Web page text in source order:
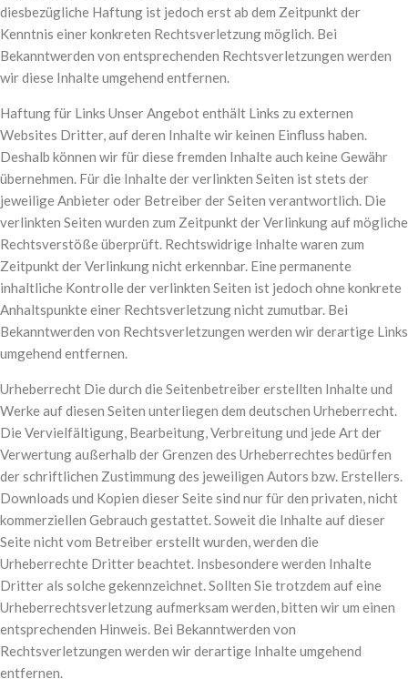
diesbezügliche Haftung ist jedoch erst ab dem Zeitpunkt der
Kenntnis einer konkreten Rechtsverletzung möglich. Bei
Bekanntwerden von entsprechenden Rechtsverletzungen werden
wir diese Inhalte umgehend entfernen.
Haftung für Links Unser Angebot enthält Links zu externen
Websites Dritter, auf deren Inhalte wir keinen Einfluss haben.
Deshalb können wir für diese fremden Inhalte auch keine Gewähr
übernehmen. Für die Inhalte der verlinkten Seiten ist stets der
jeweilige Anbieter oder Betreiber der Seiten verantwortlich. Die
verlinkten Seiten wurden zum Zeitpunkt der Verlinkung auf mögliche
Rechtsverstöße überprüft. Rechtswidrige Inhalte waren zum
Zeitpunkt der Verlinkung nicht erkennbar. Eine permanente
inhaltliche Kontrolle der verlinkten Seiten ist jedoch ohne konkrete
Anhaltspunkte einer Rechtsverletzung nicht zumutbar. Bei
Bekanntwerden von Rechtsverletzungen werden wir derartige Links
umgehend entfernen.
Urheberrecht Die durch die Seitenbetreiber erstellten Inhalte und
Werke auf diesen Seiten unterliegen dem deutschen Urheberrecht.
Die Vervielfältigung, Bearbeitung, Verbreitung und jede Art der
Verwertung außerhalb der Grenzen des Urheberrechtes bedürfen
der schriftlichen Zustimmung des jeweiligen Autors bzw. Erstellers.
Downloads und Kopien dieser Seite sind nur für den privaten, nicht
kommerziellen Gebrauch gestattet. Soweit die Inhalte auf dieser
Seite nicht vom Betreiber erstellt wurden, werden die
Urheberrechte Dritter beachtet. Insbesondere werden Inhalte
Dritter als solche gekennzeichnet. Sollten Sie trotzdem auf eine
Urheberrechtsverletzung aufmerksam werden, bitten wir um einen
entsprechenden Hinweis. Bei Bekanntwerden von
Rechtsverletzungen werden wir derartige Inhalte umgehend
entfernen.